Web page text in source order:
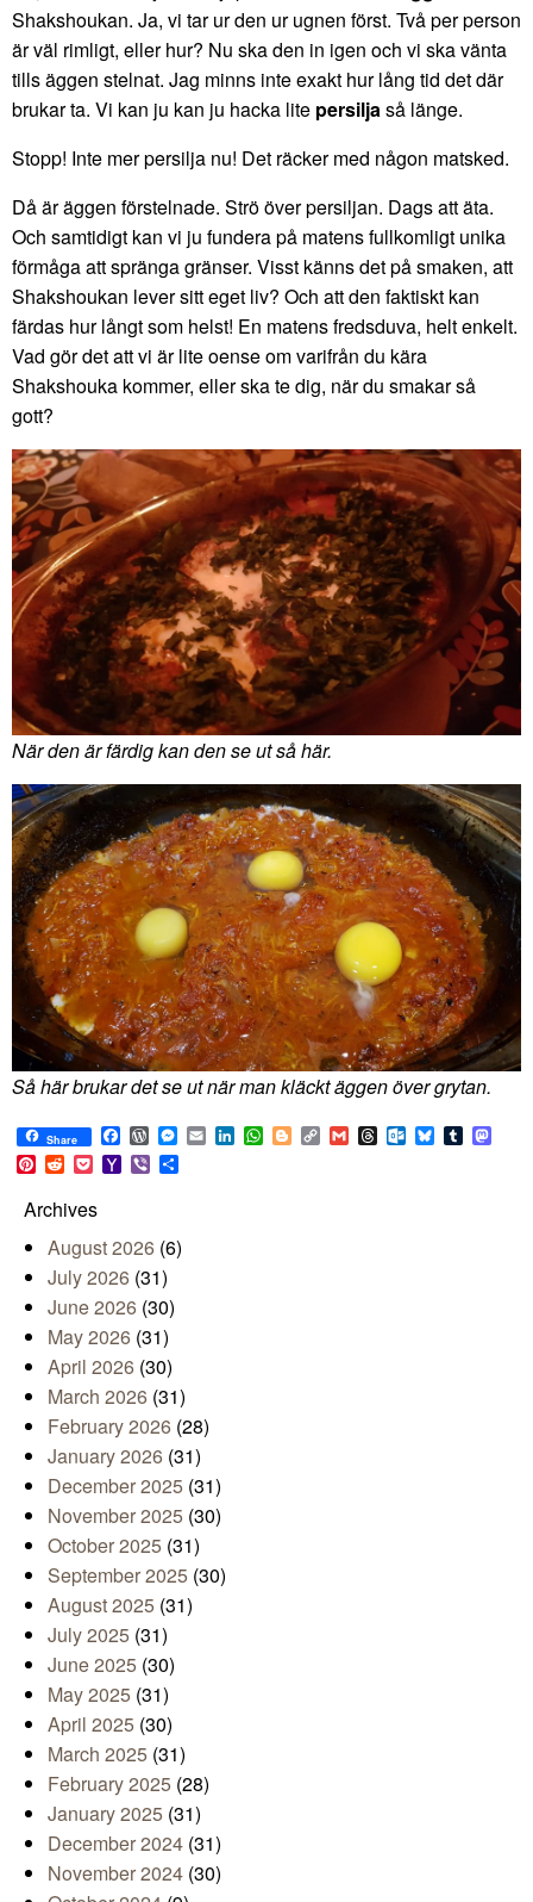
Shakshoukan. Ja, vi tar ur den ur ugnen först. Två per person
är väl rimligt, eller hur? Nu ska den in igen och vi ska vänta
tills äggen stelnat. Jag minns inte exakt hur lång tid det där
brukar ta. Vi kan ju kan ju hacka lite persiljaså länge.
Stopp! Inte mer persilja nu! Det räcker med någon matsked.
Då är äggen förstelnade. Strö över persiljan. Dags att äta.
Och samtidigt kan vi ju fundera på matens fullkomligt unika
förmåga att spränga gränser. Visst känns det på smaken, att
Shakshoukan lever sitt eget liv? Och att den faktiskt kan
färdas hur långt som helst! En matens fredsduva, helt enkelt.
Vad gör det att vi är lite oense om varifrån du kära
Shakshouka kommer, eller ska te dig, när du smakar så
gott?
När den är färdig kan den se ut så här.
Så här brukar det se ut när man kläckt äggen över grytan.
Share Facebook
WordPress
Messenger
EmailLinkedIn
WhatsApp
BloggerCopy
Link
GmailThreadsOutlook.com
BlueskyTumblr
Pinterest
RedditPocketYahoo
Mail
Viber
Archives
August 2026 (6)
July 2026 (31)
June 2026 (30)
May 2026 (31)
April 2026 (30)
March 2026 (31)
February 2026 (28)
January 2026 (31)
December 2025 (31)
November 2025 (30)
October 2025 (31)
September 2025 (30)
August 2025 (31)
July 2025 (31)
June 2025 (30)
May 2025 (31)
April 2025 (30)
March 2025 (31)
February 2025 (28)
January 2025 (31)
December 2024 (31)
November 2024 (30)